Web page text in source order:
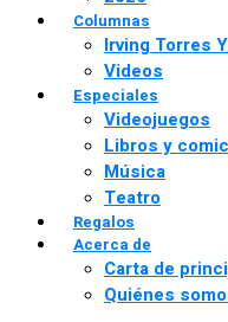
Columnas
Irving Torres
Videos
Especiales
Videojuegos
Libros y
Música
Teatro
Regalos
Acerca de
Carta de
Quiénes